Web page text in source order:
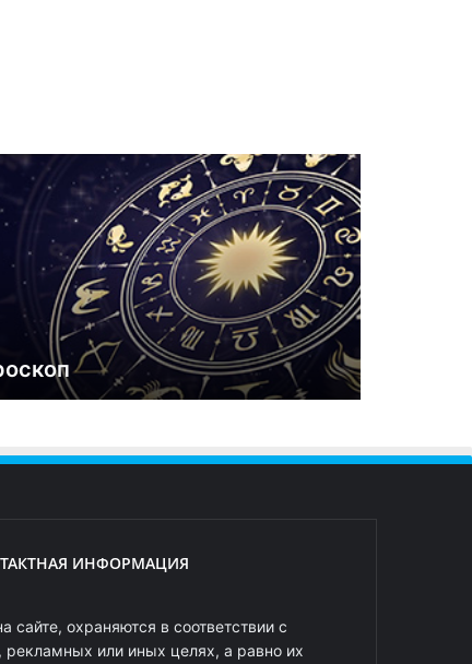
ИНФОРМАЦИЯ
сайте, охраняются в соответствии с
рекламных или иных целях, а равно их